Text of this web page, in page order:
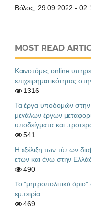
Βόλος, 29.09.2022 -
MOST READ
Καινοτόμες online
επιχειρηματικότητας
1316
Τα έργα υποδομών
μεγάλων έργων
υποδείγματα και
541
Η εξέλιξη των τύπων
ετών και άνω στην
490
Το "μητροπολιτικό
εμπειρία
469